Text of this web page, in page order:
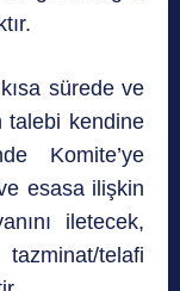
sürede ve
talebi kendine
Komite’ye
esasa ilişkin
iletecek,
telafi